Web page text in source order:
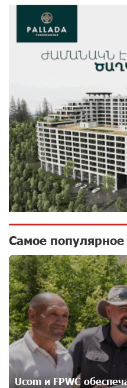
президенту страны
освобождению
осужденных в Азербайджане
При поддержке
установлена
15 кВт
Новые финансовые
Кругом война. А
Карапетян
Центр продаж и
возобновил работу
Ереванян, 3/47
Самое популярное
Ucom и FPWC
1